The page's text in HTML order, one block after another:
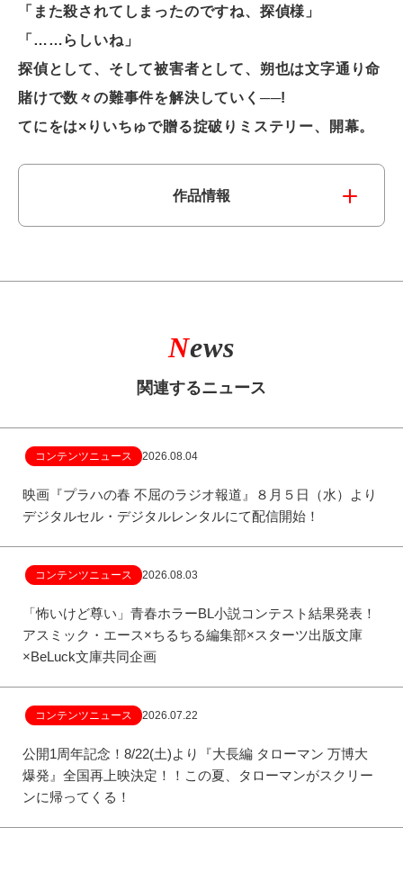
「また殺されてしまったのですね、探偵様」
「……らしいね」
探偵として、そして被害者として、朔也は文字通り命
賭けで数々の難事件を解決していく──!
てにをは×りいちゅで贈る掟破りミステリー、開幕。
作品情報
News
関連するニュース
コンテンツニュース 2026.08.04
映画『プラハの春 不屈のラジオ報道』８月５日（水）より
デジタルセル・デジタルレンタルにて配信開始！
コンテンツニュース 2026.08.03
「怖いけど尊い」青春ホラーBL小説コンテスト結果発表！
アスミック・エース×ちるちる編集部×スターツ出版文庫
×BeLuck文庫共同企画
コンテンツニュース 2026.07.22
公開1周年記念！8/22(土)より『大長編 タローマン 万博大
爆発』全国再上映決定！！この夏、タローマンがスクリー
ンに帰ってくる！